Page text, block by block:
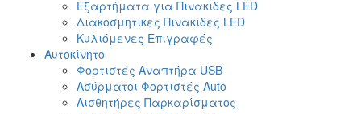
Εξαρτήματα για Πινακίδες LED
Διακοσμητικές Πινακίδες LED
Κυλιόμενες Επιγραφές
Αυτοκίνητο
Φορτιστές Αναπτήρα USB
Ασύρματοι Φορτιστές Auto
Αισθητήρες Παρκαρίσματος